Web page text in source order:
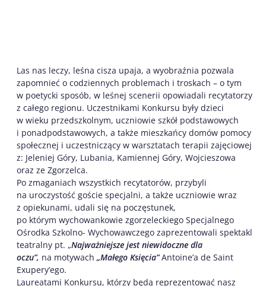
Las nas leczy, leśna cisza upaja, a wyobraźnia pozwala
zapomnieć o codziennych problemach i troskach – o tym
w poetycki sposób, w leśnej scenerii opowiadali recytatorzy
z całego regionu. Uczestnikami Konkursu były dzieci
w wieku przedszkolnym, uczniowie szkół podstawowych
i ponadpodstawowych, a także mieszkańcy domów pomocy
społecznej i uczestniczący w warsztatach terapii zajęciowej
z: Jeleniej Góry, Lubania, Kamiennej Góry, Wojcieszowa
oraz ze Zgorzelca.
Po zmaganiach wszystkich recytatorów, przybyli
na uroczystość goście specjalni, a także uczniowie wraz
z opiekunami, udali się na poczęstunek,
po którym wychowankowie zgorzeleckiego Specjalnego
Ośrodka Szkolno- Wychowawczego zaprezentowali spektakl
teatralny pt. „Najważniejsze jest niewidoczne dla
oczu”, na motywach „Małego Księcia”Antoine’a de Saint
Exupery’ego.
Laureatami Konkursu, którzy będą reprezentować nasz